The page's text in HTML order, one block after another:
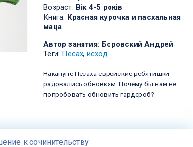
Возраст: Вік 4-5 років
Книга: Красная курочка и пасхальная
маца
Автор занятия: Боровский Андрей
Теги: Песах, исход
Накануне Песаха еврейские ребятишки
радовались обновкам. Почему бы нам не
попробовать обновить гардероб?
к сочинительству